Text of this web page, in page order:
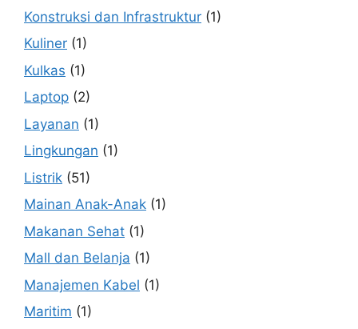
Konstruksi dan Infrastruktur (1)
Kuliner (1)
Kulkas (1)
Laptop (2)
Layanan (1)
Lingkungan (1)
Listrik (51)
Mainan Anak-Anak (1)
Makanan Sehat (1)
Mall dan Belanja (1)
Manajemen Kabel (1)
Maritim (1)